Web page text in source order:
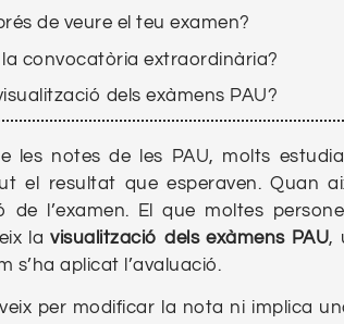
de veure el teu examen?
la convocatòria extraordinària?
dels exàmens PAU?
les notes de les PAU, molts
el resultat que esperaven. Quan
de l’examen. El que moltes
lavisualització dels exàmens PAU,
s’ha aplicat l’avaluació.
per modificar la nota ni implica